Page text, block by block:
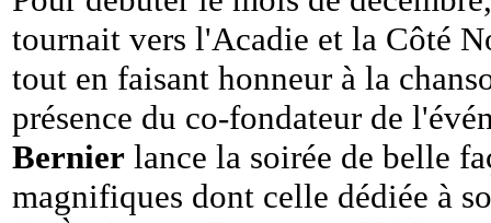
tournait vers l'Acadie et la Côté
tout en faisant honneur à la
présence du co-fondateur de
Bernier lance la soirée de belle
magnifiques dont celle dédiée à